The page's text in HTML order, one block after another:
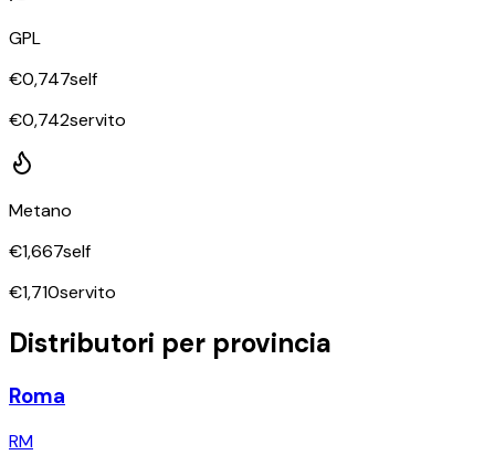
GPL
€0,747self
€0,742servito
Metano
€1,667self
€1,710servito
Distributori per provincia
Roma
RM